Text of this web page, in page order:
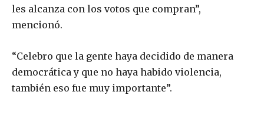
les alcanza con los votos que compran”,
mencionó.
“Celebro que la gente haya decidido de manera
democrática y que no haya habido violencia,
también eso fue muy importante”.